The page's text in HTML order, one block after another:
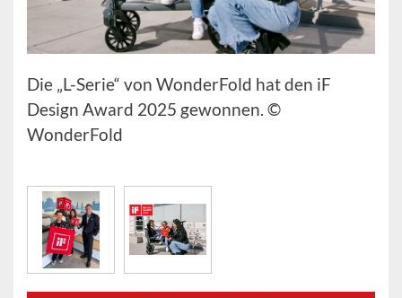
Die „L-Serie“ von WonderFold hat den iF
Design Award 2025 gewonnen. ©
WonderFold